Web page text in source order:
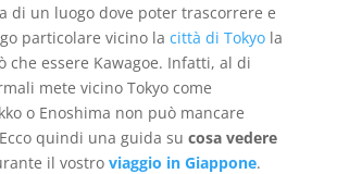
di un luogo dove poter trascorrere e
particolare vicino la città di Tokyola
che essere Kawagoe. Infatti, al di
mete vicino Tokyo come
o Enoshima non può mancare
quindi una guida su cosa vedere
il vostro viaggio in Giappone.